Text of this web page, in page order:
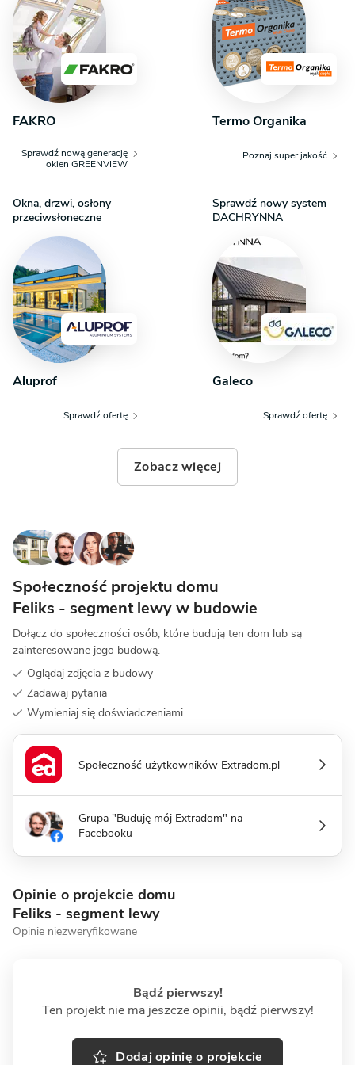
FAKRO
Sprawdź nową generację
okien GREENVIEW
Termo Organika
Poznaj super jakość
Okna, drzwi, osłony
przeciwsłoneczne
Aluprof
Sprawdź ofertę
Sprawdź nowy system
DACHRYNNA
Galeco
Sprawdź ofertę
Zobacz więcej
Społeczność projektu domu
Feliks - segment lewy w budowie
Dołącz do społeczności osób, które budują ten dom lub są
zainteresowane jego budową.
Oglądaj zdjęcia z budowy
Zadawaj pytania
Wymieniaj się doświadczeniami
Społeczność użytkowników Extradom.pl
Grupa "Buduję mój Extradom" na
Facebooku
Opinie o projekcie domu
Feliks - segment lewy
Opinie niezweryfikowane
Bądź pierwszy!
Ten projekt nie ma jeszcze opinii, bądź pierwszy!
Dodaj opinię o projekcie